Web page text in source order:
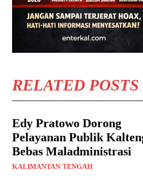
RELATED POSTS
Edy Pratowo Dorong
Pelayanan Publik
Bebas Maladministrasi
KALIMANTAN TENGAH